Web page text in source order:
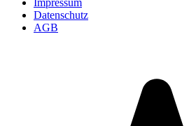
Datenschutz
AGB